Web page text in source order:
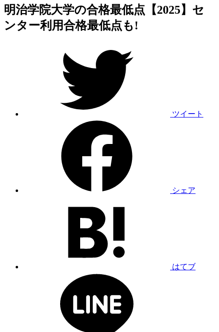
明治学院大学の合格最低点【2025】セ
ンター利用合格最低点も!
ツイート
シェア
はてブ